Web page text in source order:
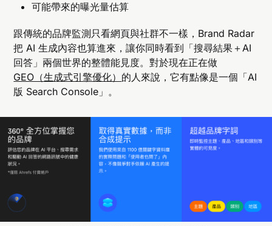
可能帶來的曝光量估算
跟傳統的品牌監測只看網頁與社群不一樣，Brand Radar
把 AI 生成內容也算進來，讓你同時看到「搜尋結果＋AI
回答」兩個世界的整體能見度。對於現在正在做
GEO（生成式引擎優化） 的人來說，它有點像是一個「AI
版 Search Console」。